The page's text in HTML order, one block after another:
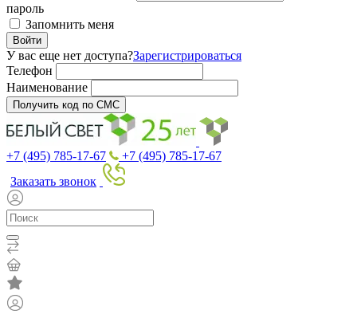
пароль
Запомнить меня
Войти
У вас еще нет доступа?Зарегистрироваться
Телефон
Наименование
Получить код по СМС
+7 (495) 785-17-67
+7 (495) 785-17-67
Заказать звонок